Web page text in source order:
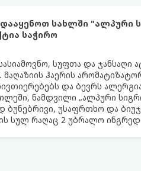
სახლში "ალპური
საჭირო
სუფთა და ჯანსაღი
მაღაზიის ჰაერის
და ბევრს
ნამდვილი „ალპური
ბუნებრივი, უსაფრთხო და
სულ რაღაც 2 უბრალო